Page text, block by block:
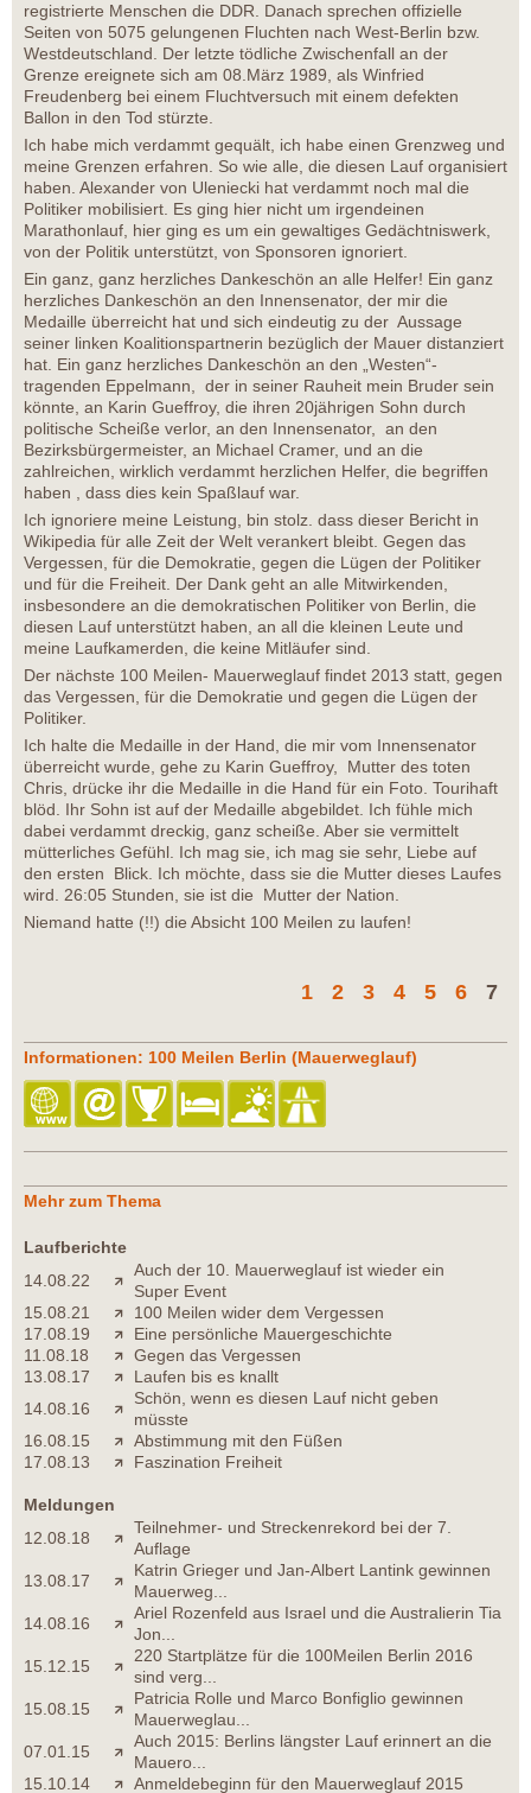
registrierte Menschen die DDR. Danach sprechen offizielle
Seiten von 5075 gelungenen Fluchten nach West-Berlin bzw.
Westdeutschland. Der letzte tödliche Zwischenfall an der
Grenze ereignete sich am 08.März 1989, als Winfried
Freudenberg bei einem Fluchtversuch mit einem defekten
Ballon in den Tod stürzte.
Ich habe mich verdammt gequält, ich habe einen Grenzweg und
meine Grenzen erfahren. So wie alle, die diesen Lauf organisiert
haben. Alexander von Uleniecki hat verdammt noch mal die
Politiker mobilisiert. Es ging hier nicht um irgendeinen
Marathonlauf, hier ging es um ein gewaltiges Gedächtniswerk,
von der Politik unterstützt, von Sponsoren ignoriert.
Ein ganz, ganz herzliches Dankeschön an alle Helfer! Ein ganz
herzliches Dankeschön an den Innensenator, der mir die
Medaille überreicht hat und sich eindeutig zu der Aussage
seiner linken Koalitionspartnerin bezüglich der Mauer distanziert
hat. Ein ganz herzliches Dankeschön an den „Westen“-
tragenden Eppelmann, der in seiner Rauheit mein Bruder sein
könnte, an Karin Gueffroy, die ihren 20jährigen Sohn durch
politische Scheiße verlor, an den Innensenator, an den
Bezirksbürgermeister, an Michael Cramer, und an die
zahlreichen, wirklich verdammt herzlichen Helfer, die begriffen
haben , dass dies kein Spaßlauf war.
Ich ignoriere meine Leistung, bin stolz. dass dieser Bericht in
Wikipedia für alle Zeit der Welt verankert bleibt. Gegen das
Vergessen, für die Demokratie, gegen die Lügen der Politiker
und für die Freiheit. Der Dank geht an alle Mitwirkenden,
insbesondere an die demokratischen Politiker von Berlin, die
diesen Lauf unterstützt haben, an all die kleinen Leute und
meine Laufkamerden, die keine Mitläufer sind.
Der nächste 100 Meilen- Mauerweglauf findet 2013 statt, gegen
das Vergessen, für die Demokratie und gegen die Lügen der
Politiker.
Ich halte die Medaille in der Hand, die mir vom Innensenator
überreicht wurde, gehe zu Karin Gueffroy, Mutter des toten
Chris, drücke ihr die Medaille in die Hand für ein Foto. Tourihaft
blöd. Ihr Sohn ist auf der Medaille abgebildet. Ich fühle mich
dabei verdammt dreckig, ganz scheiße. Aber sie vermittelt
mütterliches Gefühl. Ich mag sie, ich mag sie sehr, Liebe auf
den ersten Blick. Ich möchte, dass sie die Mutter dieses Laufes
wird. 26:05 Stunden, sie ist die Mutter der Nation.
Niemand hatte (!!) die Absicht 100 Meilen zu laufen!
1 2 3 4 5 6 7
Informationen: 100 Meilen Berlin (Mauerweglauf)
Mehr zum Thema
Laufberichte
14.08.22
Auch der 10. Mauerweglauf ist wieder ein
Super Event
15.08.21
100 Meilen wider dem Vergessen
17.08.19
Eine persönliche Mauergeschichte
11.08.18
Gegen das Vergessen
13.08.17
Laufen bis es knallt
14.08.16
Schön, wenn es diesen Lauf nicht geben
müsste
16.08.15
Abstimmung mit den Füßen
17.08.13
Faszination Freiheit
Meldungen
12.08.18
Teilnehmer- und Streckenrekord bei der 7.
Auflage
13.08.17
Katrin Grieger und Jan-Albert Lantink gewinnen
Mauerweg...
14.08.16
Ariel Rozenfeld aus Israel und die Australierin Tia
Jon...
15.12.15
220 Startplätze für die 100Meilen Berlin 2016
sind verg...
15.08.15
Patricia Rolle und Marco Bonfiglio gewinnen
Mauerweglau...
07.01.15
Auch 2015: Berlins längster Lauf erinnert an die
Mauero...
15.10.14
Anmeldebeginn für den Mauerweglauf 2015